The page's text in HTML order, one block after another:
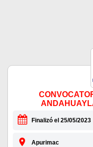
Finalizó el 25/05/2023
Apurimac